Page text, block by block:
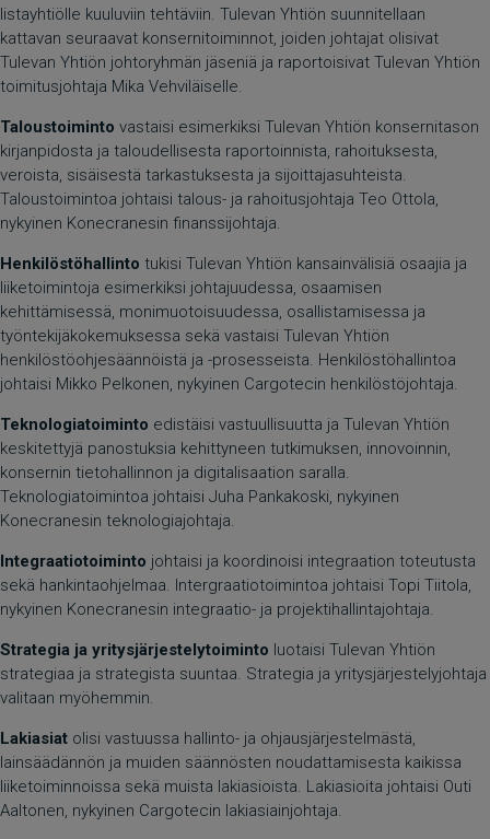
listayhtiölle kuuluviin tehtäviin. Tulevan Yhtiön suunnitellaan
kattavan seuraavat konsernitoiminnot, joiden johtajat olisivat
Tulevan Yhtiön johtoryhmän jäseniä ja raportoisivat Tulevan Yhtiön
toimitusjohtaja Mika Vehviläiselle.
Taloustoiminto vastaisi esimerkiksi Tulevan Yhtiön konsernitason
kirjanpidosta ja taloudellisesta raportoinnista, rahoituksesta,
veroista, sisäisestä tarkastuksesta ja sijoittajasuhteista.
Taloustoimintoa johtaisi talous- ja rahoitusjohtaja Teo Ottola,
nykyinen Konecranesin finanssijohtaja.
Henkilöstöhallinto tukisi Tulevan Yhtiön kansainvälisiä osaajia ja
liiketoimintoja esimerkiksi johtajuudessa, osaamisen
kehittämisessä, monimuotoisuudessa, osallistamisessa ja
työntekijäkokemuksessa sekä vastaisi Tulevan Yhtiön
henkilöstöohjesäännöistä ja -prosesseista. Henkilöstöhallintoa
johtaisi Mikko Pelkonen, nykyinen Cargotecin henkilöstöjohtaja.
Teknologiatoiminto edistäisi vastuullisuutta ja Tulevan Yhtiön
keskitettyjä panostuksia kehittyneen tutkimuksen, innovoinnin,
konsernin tietohallinnon ja digitalisaation saralla.
Teknologiatoimintoa johtaisi Juha Pankakoski, nykyinen
Konecranesin teknologiajohtaja.
Integraatiotoiminto johtaisi ja koordinoisi integraation toteutusta
sekä hankintaohjelmaa. Intergraatiotoimintoa johtaisi Topi Tiitola,
nykyinen Konecranesin integraatio- ja projektihallintajohtaja.
Strategia ja yritysjärjestelytoiminto luotaisi Tulevan Yhtiön
strategiaa ja strategista suuntaa. Strategia ja yritysjärjestelyjohtaja
valitaan myöhemmin.
Lakiasiat olisi vastuussa hallinto- ja ohjausjärjestelmästä,
lainsäädännön ja muiden säännösten noudattamisesta kaikissa
liiketoiminnoissa sekä muista lakiasioista. Lakiasioita johtaisi Outi
Aaltonen, nykyinen Cargotecin lakiasiainjohtaja.